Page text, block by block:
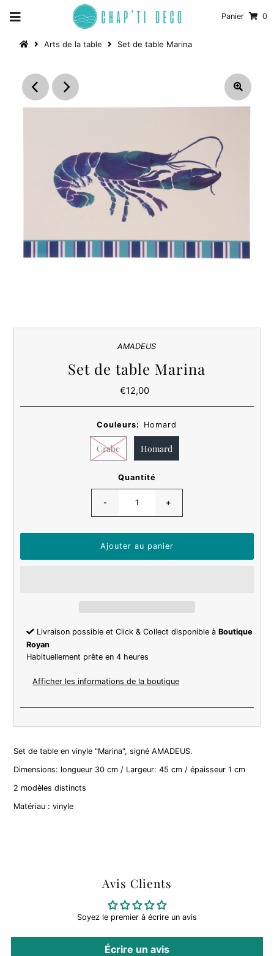
Panier 0
Arts de la table Set de table Marina
AMADEUS
Set de table Marina
Prix
€12,00
Couleurs: Homard
Crabe Homard
Quantité
- +
Livraison possible et Click & Collect disponible àBoutique
Royan
Habituellement prête en 4 heures
Afficher les informations de la boutique
Set de table en vinyle "Marina", signé AMADEUS.
Dimensions: longueur 30 cm / Largeur: 45 cm / épaisseur 1 cm
2 modèles distincts
Matériau : vinyle
Avis Clients
Soyez le premier à écrire un avis
Écrire un avis